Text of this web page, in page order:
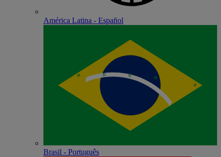
América Latina - Español
Brasil - Português